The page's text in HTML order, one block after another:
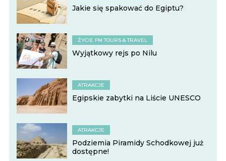
Jakie się spakować do Egiptu?
ŻYCIE FM TOURS & TRAVEL
Wyjątkowy rejs po Nilu
ATRAKCJE
Egipskie zabytki na Liście UNESCO
ATRAKCJE
Podziemia Piramidy Schodkowej już
dostępne!